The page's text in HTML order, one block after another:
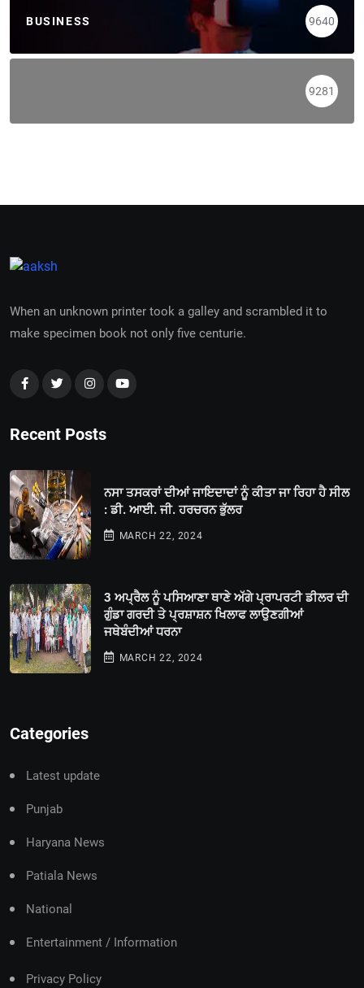
BUSINESS 9640
9281
When an unknown printer took a galley and scrambled it to
make specimen book not only five centurie.
Recent Posts
ਨਸਾ ਤਸਕਰਾਂ ਦੀਆਂ ਜਾਇਦਾਦਾਂ ਨੂੰ ਕੀਤਾ ਜਾ ਰਿਹਾ ਹੈ ਸੀਲ
: ਡੀ. ਆਈ. ਜੀ. ਹਰਚਰਨ ਭੁੱਲਰ
MARCH 22, 2024
3 ਅਪ੍ਰੈਲ ਨੂੰ ਪਸਿਆਣਾ ਥਾਣੇ ਅੱਗੇ ਪ੍ਰਾਪਰਟੀ ਡੀਲਰ ਦੀ
ਗੁੰਡਾ ਗਰਦੀ ਤੇ ਪ੍ਰਸ਼ਾਸ਼ਨ ਖਿਲਾਫ ਲਾਉਣਗੀਆਂ
ਜਥੇਬੰਦੀਆਂ ਧਰਨਾ
MARCH 22, 2024
Categories
Latest update
Punjab
Haryana News
Patiala News
National
Entertainment / Information
Privacy Policy